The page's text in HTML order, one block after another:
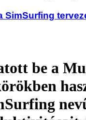
SimSurfing
be a